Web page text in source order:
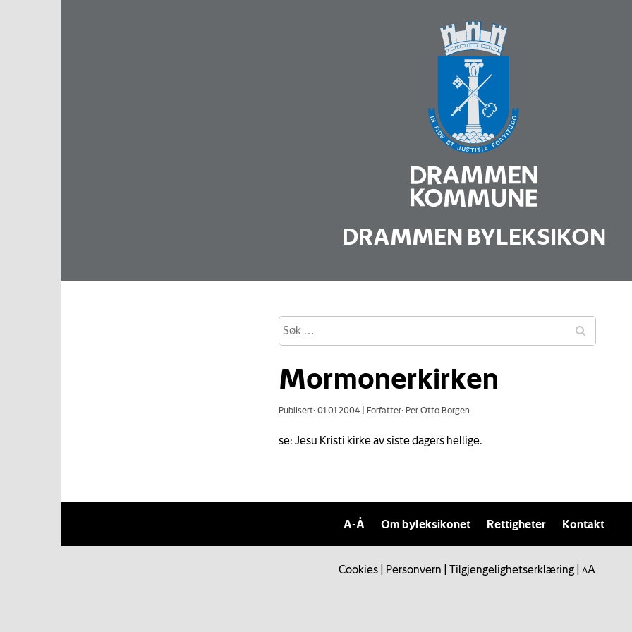
DRAMMEN BYLEKSIKON
Mormonerkirken
Publisert: 01.01.2004 Forfatter: Per Otto Borgen
se: Jesu Kristi kirke av siste dagers hellige.
A-Å Om byleksikonet Rettigheter Kontakt
Cookies Personvern Tilgjengelighetserklæring AA